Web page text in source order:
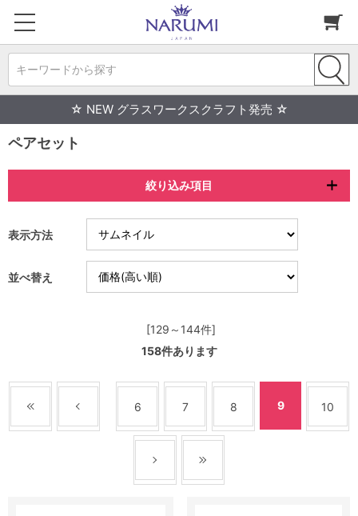
キーワードから探す
☆ NEW グラスワークスクラフト発売 ☆
ペアセット
絞り込み項目
表示方法
並べ替え
[129～144件]
158件あります
6 7 8 9 10